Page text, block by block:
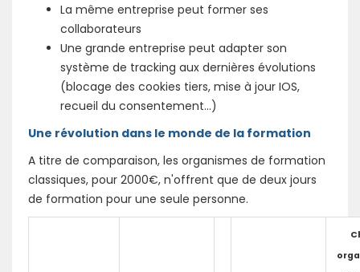
La même entreprise peut former ses
collaborateurs
Une grande entreprise peut adapter son
système de tracking aux dernières évolutions
(blocage des cookies tiers, mise à jour IOS,
recueil du consentement...)
Une révolution dans le monde de la formation
A titre de comparaison, les organismes de formation
classiques, pour 2000€, n'offrent que de deux jours
de formation pour une seule personne.